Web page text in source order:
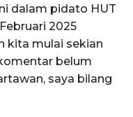
dalam pidato HUT
2025
kita mulai sekian
belum
saya bilang